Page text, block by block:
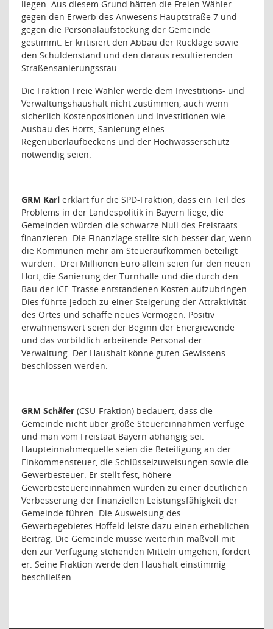
liegen. Aus diesem Grund hätten die Freien Wähler
gegen den Erwerb des Anwesens Hauptstraße 7 und
gegen die Personalaufstockung der Gemeinde
gestimmt. Er kritisiert den Abbau der Rücklage sowie
den Schuldenstand und den daraus resultierenden
Straßensanierungsstau.
Die Fraktion Freie Wähler werde dem Investitions- und
Verwaltungshaushalt nicht zustimmen, auch wenn
sicherlich Kostenpositionen und Investitionen wie
Ausbau des Horts, Sanierung eines
Regenüberlaufbeckens und der Hochwasserschutz
notwendig seien.
GRM Karl erklärt für die SPD-Fraktion, dass ein Teil des
Problems in der Landespolitik in Bayern liege, die
Gemeinden würden die schwarze Null des Freistaats
finanzieren. Die Finanzlage stellte sich besser dar, wenn
die Kommunen mehr am Steueraufkommen beteiligt
würden. Drei Millionen Euro allein seien für den neuen
Hort, die Sanierung der Turnhalle und die durch den
Bau der ICE-Trasse entstandenen Kosten aufzubringen.
Dies führte jedoch zu einer Steigerung der Attraktivität
des Ortes und schaffe neues Vermögen. Positiv
erwähnenswert seien der Beginn der Energiewende
und das vorbildlich arbeitende Personal der
Verwaltung. Der Haushalt könne guten Gewissens
beschlossen werden.
GRM Schäfer (CSU-Fraktion) bedauert, dass die
Gemeinde nicht über große Steuereinnahmen verfüge
und man vom Freistaat Bayern abhängig sei.
Haupteinnahmequelle seien die Beteiligung an der
Einkommensteuer, die Schlüsselzuweisungen sowie die
Gewerbesteuer. Er stellt fest, höhere
Gewerbesteuereinnahmen würden zu einer deutlichen
Verbesserung der finanziellen Leistungsfähigkeit der
Gemeinde führen. Die Ausweisung des
Gewerbegebietes Hoffeld leiste dazu einen erheblichen
Beitrag. Die Gemeinde müsse weiterhin maßvoll mit
den zur Verfügung stehenden Mitteln umgehen, fordert
er. Seine Fraktion werde den Haushalt einstimmig
beschließen.